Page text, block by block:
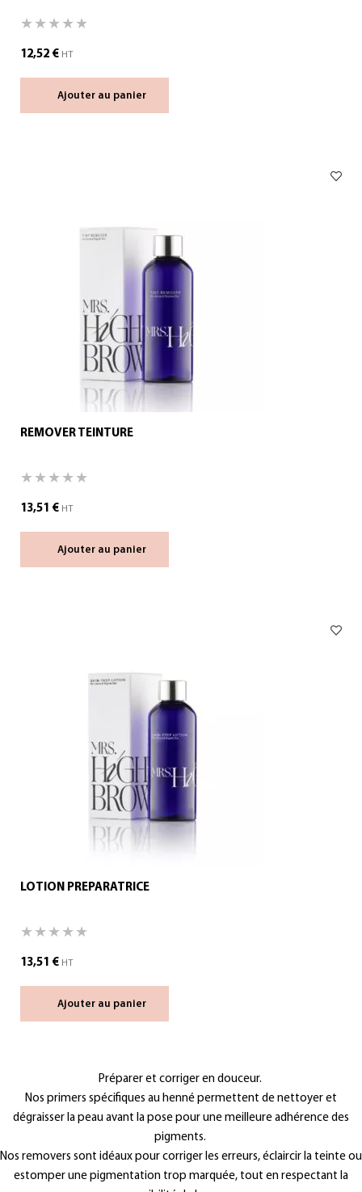
12,52 € HT
Ajouter au panier
REMOVER TEINTURE
13,51 € HT
Ajouter au panier
LOTION PREPARATRICE
13,51 € HT
Ajouter au panier
Préparer et corriger en douceur.
Nos primers spécifiques au henné permettent de nettoyer et
dégraisser la peau avant la pose pour une meilleure adhérence des
pigments.
Nos removers sont idéaux pour corriger les erreurs, éclaircir la teinte ou
estomper une pigmentation trop marquée, tout en respectant la